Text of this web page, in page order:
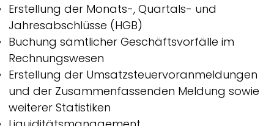
Erstellung der Monats-, Quartals- und
Jahresabschlüsse (HGB)
Buchung sämtlicher Geschäftsvorfälle im
Rechnungswesen
Erstellung der Umsatzsteuervoranmeldungen
und der Zusammenfassenden Meldung sowie
weiterer Statistiken